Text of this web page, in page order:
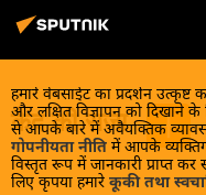
हमारे वेबसाईट का प्रदर्शन
और लक्षित विज्ञापन को दिखाने
से आपके बारे में अवैयक्तिक
गोपनीयता नीति में आपके
विस्तृत रूप में जानकारी प्राप्त
लिए कृपया हमारे कूकी तथा
कैद की सजा